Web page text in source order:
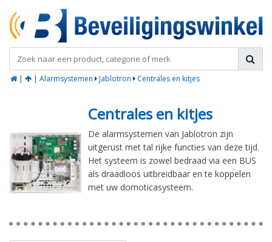
| | Alarmsystemen Jablotron Centrales en kitjes
Centrales en kitjes
De alarmsystemen van Jablotron zijn
uitgerust met tal rijke functies van deze tijd.
Het systeem is zowel bedraad via een BUS
als draadloos uitbreidbaar en te koppelen
met uw domoticasysteem.